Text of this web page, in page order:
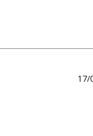
17/